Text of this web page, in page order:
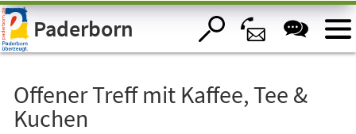
Visuelle
Assistenzsoftware
öffnen.Paderborn
Offener Treff mit Kaffee, Tee &
Kuchen